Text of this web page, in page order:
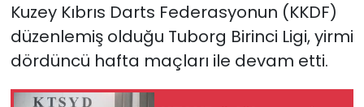
Kuzey Kıbrıs Darts Federasyonun (KKDF)
düzenlemiş olduğu Tuborg Birinci Ligi, yirmi
dördüncü hafta maçları ile devam etti.
Nöbetçi Eczaneler
Otomobil Dünyası
Politika